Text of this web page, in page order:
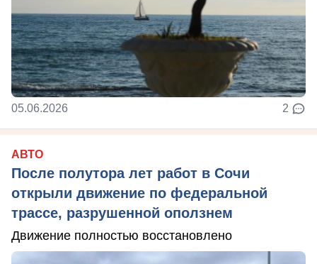
05.06.2026 2
АВТО
После полутора лет работ в Сочи
открыли движение по федеральной
трассе, разрушенной оползнем
Движение полностью восстановлено